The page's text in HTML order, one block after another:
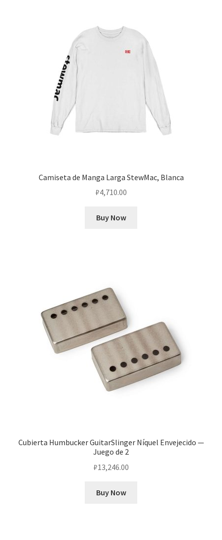
Camiseta de Manga Larga StewMac, Blanca
₽4,710.00
Buy Now
Cubierta Humbucker GuitarSlinger Níquel Envejecido —
Juego de 2
₽13,246.00
Buy Now